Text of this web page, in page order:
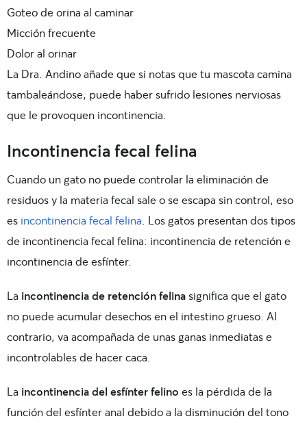
Goteo de orina al caminar
Micción frecuente
Dolor al orinar
La Dra. Andino añade que si notas que tu mascota camina
tambaleándose, puede haber sufrido lesiones nerviosas
que le provoquen incontinencia.
Incontinencia fecal felina
Cuando un gato no puede controlar la eliminación de
residuos y la materia fecal sale o se escapa sin control, eso
es incontinencia fecal felina. Los gatos presentan dos tipos
de incontinencia fecal felina: incontinencia de retención e
incontinencia de esfínter.
La incontinencia de retención felinasignifica que el gato
no puede acumular desechos en el intestino grueso. Al
contrario, va acompañada de unas ganas inmediatas e
incontrolables de hacer caca.
La incontinencia del esfínter felino es la pérdida de la
función del esfínter anal debido a la disminución del tono